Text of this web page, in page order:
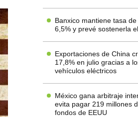
Banxico mantiene tasa
6,5% y prevé sostenerla
Exportaciones de China
17,8% en julio gracias a
vehículos eléctricos
México gana arbitraje
evita pagar 219 millones
fondos de EEUU